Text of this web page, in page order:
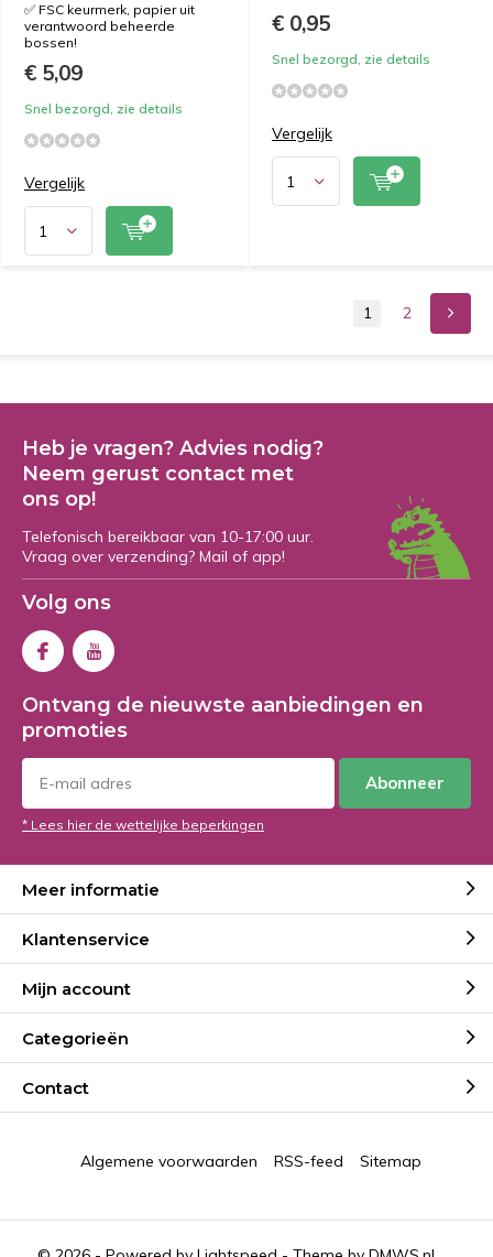
✅ FSC keurmerk, papier uit
verantwoord beheerde
bossen!
€ 5,09
Snel bezorgd, zie details
Vergelijk
€ 0,95
Snel bezorgd, zie details
Vergelijk
1 2
Heb je vragen? Advies nodig?
Neem gerust contact met
ons op!
Telefonisch bereikbaar van 10-17:00 uur.
Vraag over verzending? Mail of app!
Volg ons
Ontvang de nieuwste aanbiedingen en
promoties
Abonneer
* Lees hier de wettelijke beperkingen
Meer informatie
Klantenservice
Mijn account
Categorieën
Contact
Algemene voorwaarden RSS-feed Sitemap